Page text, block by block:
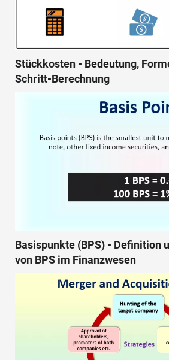
Stückkosten - Bedeutung,
Schritt-Berechnung
Basispunkte (BPS) - Definition
von BPS im Finanzwesen